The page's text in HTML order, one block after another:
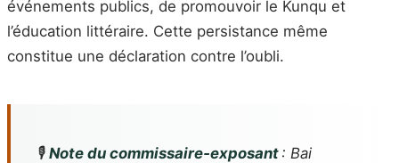
événements publics, de promouvoir le Kunqu et
l’éducation littéraire. Cette persistance même
constitue une déclaration contre l’oubli.
🎙️ Note du commissaire‑exposant : Bai